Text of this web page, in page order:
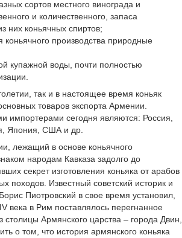
сортов местного винограда и
и количественного, запаса
них коньячных спиртов;
коньячного производства природные
купажной воды, почти полностью
так и в настоящее время коньяк
товаров экспорта Армении.
импортерами сегодня являются: Россия,
Япония, США и др.
лежащий в основе коньячного
народам Кавказа задолго до
секрет изготовления коньяка от арабов
походов. Известный советский историк и
Пиотровский в свое время установил,
века в Рим поставлялось перегнанное
столицы Армянского царства – города Двин,
о том, что история армянского коньяка